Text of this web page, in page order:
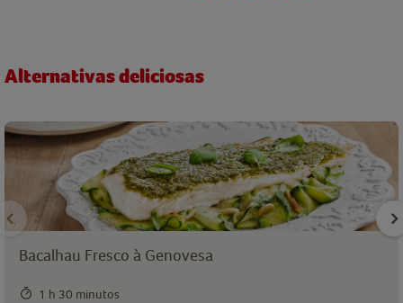
Alternativas deliciosas
Bacalhau Fresco à Genovesa
1 h 30 minutos